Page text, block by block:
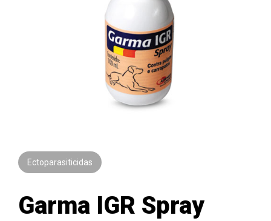
Ectoparasiticidas
Garma IGR Spray